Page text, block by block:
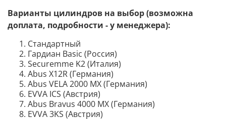
Варианты цилиндров на выбор (возможна
доплата, подробности - у менеджера):
Стандартный
Гардиан Basic (Россия)
Securemme K2 (Италия)
Abus X12R (Германия)
Abus VELA 2000 MX (Германия)
EVVA ICS (Австрия)
Abus Bravus 4000 MX (Германия)
EVVA 3KS (Австрия)